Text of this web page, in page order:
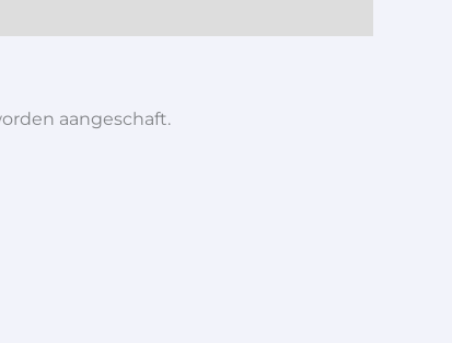
aangeschaft.